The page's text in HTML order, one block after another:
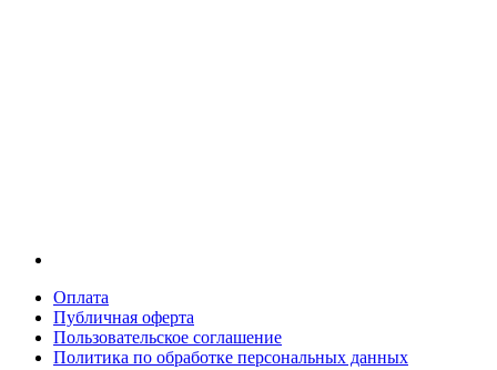
Оплата
Публичная оферта
Пользовательское соглашение
Политика по обработке персональных данных